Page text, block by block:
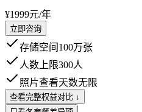
¥1999元/年
立即咨询
存储空间 100万张
人数上限300人
照片查看天数无限
查看完整权益对比 ↓